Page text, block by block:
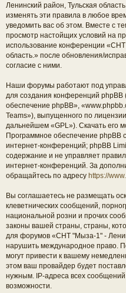
Ленинский район, Тульская
изменять эти правила в любое
уведомить вас об этом. Вместе с
просмотр настойщих условий на
использование конференции
область.» после обновления/
согласие с ними.
Наши форумы работают под
для создания конференций
обеспечение phpBB»,
Teams»), выпущенного по
дальнейшем «GPL»). Скачать его
Программное обеспечение phpBB
интернет-конференций; phpBB
содержание и не управляет
интернет-конференций. За
обращайтесь по адресу https://
Вы соглашаетесь не размещать
клеветнических сообщений,
национальной розни и прочих
законы вашей страны, страны,
для форумов «СНТ "Мыза-1" -
нарушить международное право.
могут привести к вашему
этом ваш провайдер будет
нужным. IP-адреса всех
возможности.